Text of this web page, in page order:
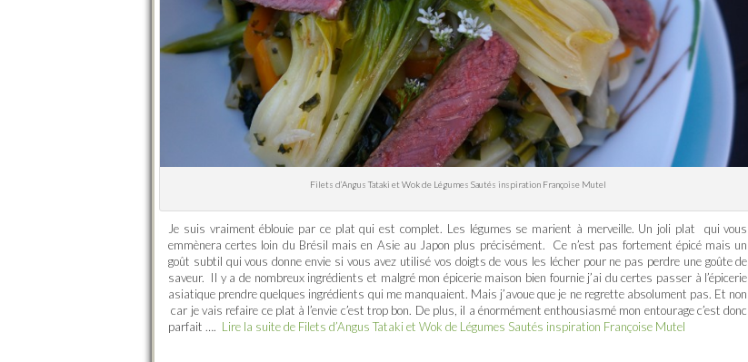
Filets d’Angus Tataki et Wok de Légumes Sautés inspiration Françoise Mutel
Je suis vraiment éblouie par ce plat qui est complet. Les légumes se marient à merveille. Un joli plat qui vous
emmènera certes loin du Brésil mais en Asie au Japon plus précisément. Ce n’est pas fortement épicé mais un
goût subtil qui vous donne envie si vous avez utilisé vos doigts de vous les lécher pour ne pas perdre une goûte de
saveur. Il y a de nombreux ingrédients et malgré mon épicerie maison bien fournie j’ai du certes passer à l’épicerie
asiatique prendre quelques ingrédients qui me manquaient. Mais j’avoue que je ne regrette absolument pas. Et non
car je vais refaire ce plat à l’envie c’est trop bon. De plus, il a énormément enthousiasmé mon entourage c’est donc
parfait …. Lire la suite de Filets d’Angus Tataki et Wok de Légumes Sautés inspiration Françoise Mutel